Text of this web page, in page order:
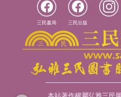
三民書局 三民出版
本站著作權屬弘雅三民